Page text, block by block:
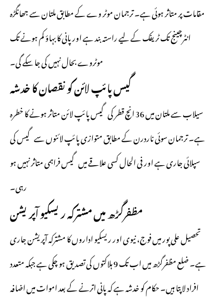
مقامات پر متاثر ہوئی ہے۔ ترجمان موٹر وے کے مطابق ملتان سے جھانگڑہ
انٹرچینج تک ٹریفک کے لیے راستہ بند ہے اور پانی کا بہاؤ کم ہونے تک
موٹروے بحال نہیں کی جا سکے گی۔
گیس پائپ لائن کو نقصان کا خدشہ
سیلاب سے ملتان میں 36 انچ قطر کی گیس پائپ لائن متاثر ہونے کا خطرہ
ہے۔ ترجمان سوئی ناردرن کے مطابق متوازی پائپ لائنوں سے گیس کی
سپلائی جاری ہے اور فی الحال کسی علاقے میں گیس فراہمی متاثر نہیں ہو
رہی۔
مظفرگڑھ میں مشترکہ ریسکیو آپریشن
تحصیل علی پور میں فوج، نیوی اور ریسکیو اداروں کا مشترکہ آپریشن جاری
ہے۔ ضلع مظفرگڑھ میں اب تک 9 ہلاکتوں کی تصدیق ہو چکی ہے جبکہ متعدد
افراد لاپتا ہیں۔ حکام کو خدشہ ہے کہ پانی اترنے کے بعد اموات میں اضافہ